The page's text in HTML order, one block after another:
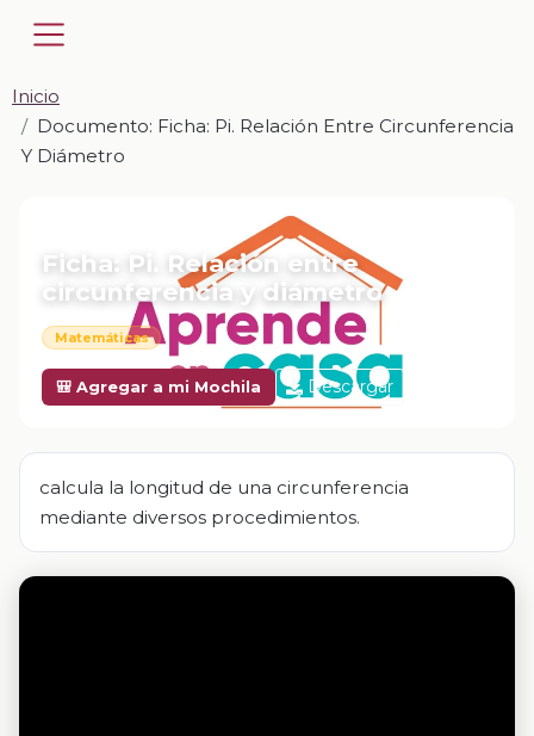
Inicio
Documento: Ficha: Pi. Relación Entre Circunferencia
Y Diámetro
Ficha: Pi. Relación entre
circunferencia y diámetro
Matemáticas
🎒 Agregar a mi Mochila Descargar
calcula la longitud de una circunferencia
mediante diversos procedimientos.